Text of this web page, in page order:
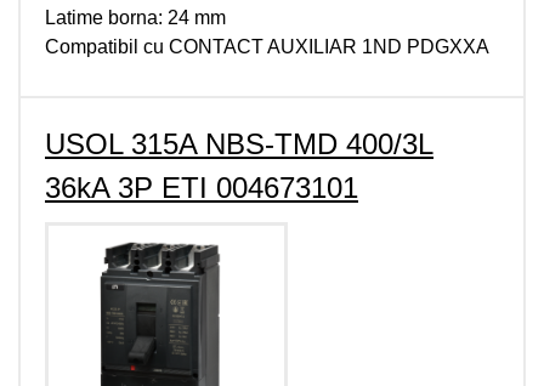
Latime borna: 24 mm
Compatibil cu CONTACT AUXILIAR 1ND PDGXXA
USOL 315A NBS-TMD 400/3L
36kA 3P ETI 004673101